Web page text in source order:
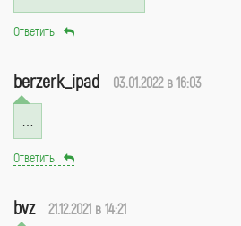
Ответить
berzerk_ipad 03.01.2022 в 16:03
Ответить
bvz 21.12.2021 в 14:21